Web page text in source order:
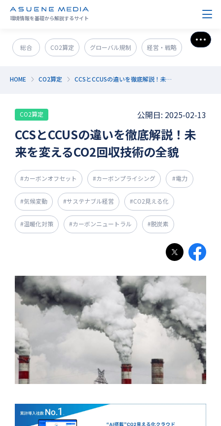
環境情報を基礎から解説するサイト
総合 CO2算定 グローバル規制 経営・戦略
CO2削減 その他
さら
HOME CO2算定 CCSとCCUSの違いを徹底解説！未来を変えるCO2回収技術の全貌
CO2算定 公開日: 2025-02-13
CCSとCCUSの違いを徹底解説！未
来を変えるCO2回収技術の全貌
#カーボンオフセット #カーボンプライシング #電力
#気候変動 #サステナブル経営 #CO2見える化
#温暖化対策 #カーボンニュートラル #脱炭素